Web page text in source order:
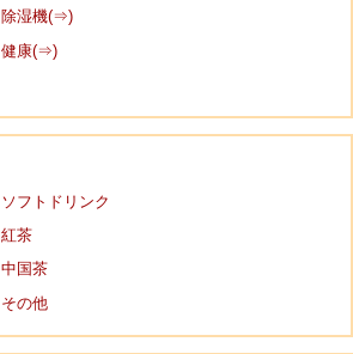
除湿機(⇒)
健康(⇒)
ソフトドリンク
紅茶
中国茶
その他